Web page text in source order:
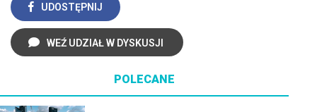
UDOSTĘPNIJ
WEŹ UDZIAŁ W DYSKUSJI
POLECANE